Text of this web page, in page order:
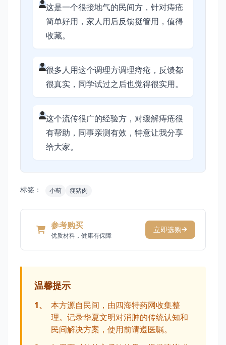
这是一个很接地气的民间方，针对痔疮
简单好用，家人用后反馈挺管用，值得
收藏。
很多人用这个调理方调理痔疮，反馈都
很真实，同学试过之后也觉得很实用。
这个流传很广的经验方，对缓解痔疮很
有帮助，同事亲测有效，特意让我分享
给大家。
标签： 小蓟 瘦猪肉
参考购买
优质材料，健康有保障
立即选购
温馨提示
1、
本方源自民间，由四海特药网收集整
理。记录华夏文明对消肿的传统认知和
民间解决方案，使用前请遵医嘱。